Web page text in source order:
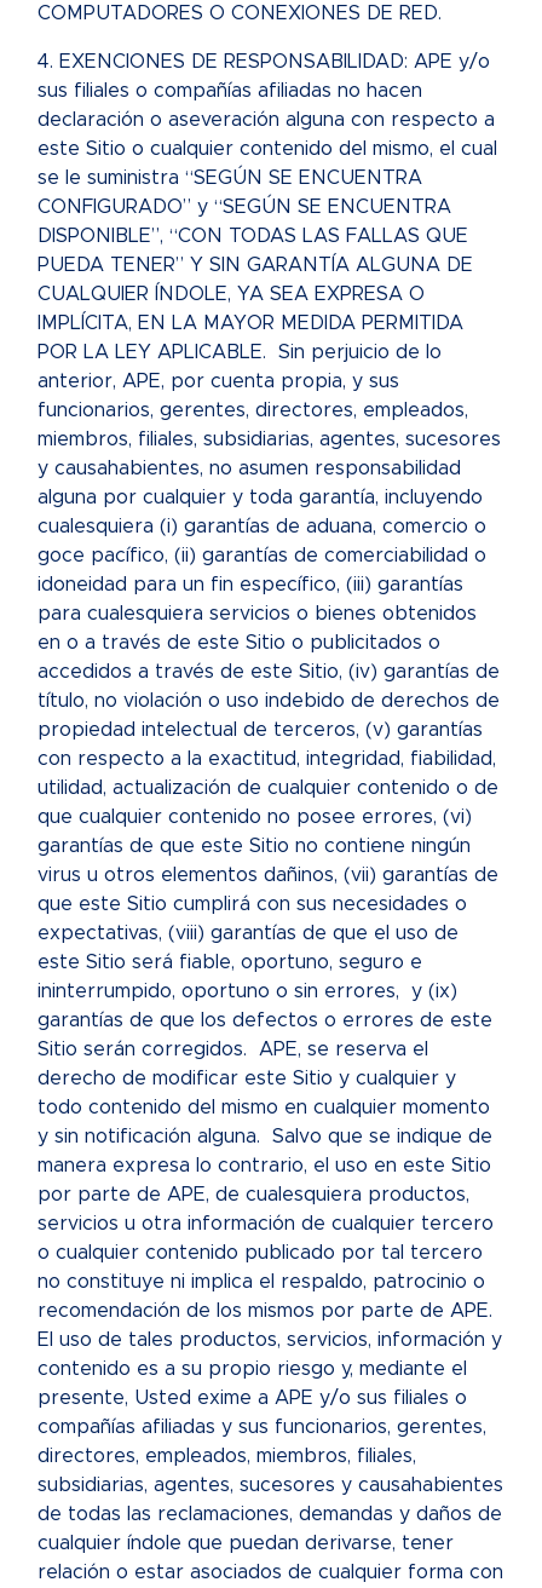
COMPUTADORES O CONEXIONES DE RED.
4. EXENCIONES DE RESPONSABILIDAD: APE y/o
sus filiales o compañías afiliadas no hacen
declaración o aseveración alguna con respecto a
este Sitio o cualquier contenido del mismo, el cual
se le suministra “SEGÚN SE ENCUENTRA
CONFIGURADO” y “SEGÚN SE ENCUENTRA
DISPONIBLE”, “CON TODAS LAS FALLAS QUE
PUEDA TENER” Y SIN GARANTÍA ALGUNA DE
CUALQUIER ÍNDOLE, YA SEA EXPRESA O
IMPLÍCITA, EN LA MAYOR MEDIDA PERMITIDA
POR LA LEY APLICABLE. Sin perjuicio de lo
anterior, APE, por cuenta propia, y sus
funcionarios, gerentes, directores, empleados,
miembros, filiales, subsidiarias, agentes, sucesores
y causahabientes, no asumen responsabilidad
alguna por cualquier y toda garantía, incluyendo
cualesquiera (i) garantías de aduana, comercio o
goce pacífico, (ii) garantías de comerciabilidad o
idoneidad para un fin específico, (iii) garantías
para cualesquiera servicios o bienes obtenidos
en o a través de este Sitio o publicitados o
accedidos a través de este Sitio, (iv) garantías de
título, no violación o uso indebido de derechos de
propiedad intelectual de terceros, (v) garantías
con respecto a la exactitud, integridad, fiabilidad,
utilidad, actualización de cualquier contenido o de
que cualquier contenido no posee errores, (vi)
garantías de que este Sitio no contiene ningún
virus u otros elementos dañinos, (vii) garantías de
que este Sitio cumplirá con sus necesidades o
expectativas, (viii) garantías de que el uso de
este Sitio será fiable, oportuno, seguro e
ininterrumpido, oportuno o sin errores, y (ix)
garantías de que los defectos o errores de este
Sitio serán corregidos. APE, se reserva el
derecho de modificar este Sitio y cualquier y
todo contenido del mismo en cualquier momento
y sin notificación alguna. Salvo que se indique de
manera expresa lo contrario, el uso en este Sitio
por parte de APE, de cualesquiera productos,
servicios u otra información de cualquier tercero
o cualquier contenido publicado por tal tercero
no constituye ni implica el respaldo, patrocinio o
recomendación de los mismos por parte de APE.
El uso de tales productos, servicios, información y
contenido es a su propio riesgo y, mediante el
presente, Usted exime a APE y/o sus filiales o
compañías afiliadas y sus funcionarios, gerentes,
directores, empleados, miembros, filiales,
subsidiarias, agentes, sucesores y causahabientes
de todas las reclamaciones, demandas y daños de
cualquier índole que puedan derivarse, tener
relación o estar asociados de cualquier forma con